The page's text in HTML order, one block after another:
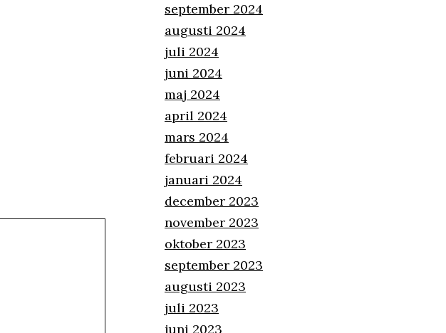
september 2024
augusti 2024
juli 2024
juni 2024
maj 2024
april 2024
mars 2024
februari 2024
januari 2024
december 2023
november 2023
oktober 2023
september 2023
augusti 2023
juli 2023
juni 2023